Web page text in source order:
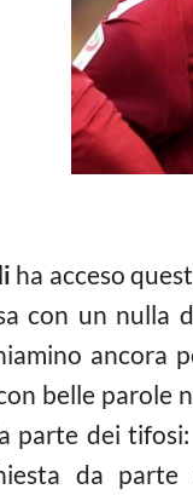
ha acceso
con un nulla
ancora
belle parole
parte dei
da parte